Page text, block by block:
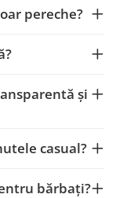
pereche?
și
casual?
bărbați?